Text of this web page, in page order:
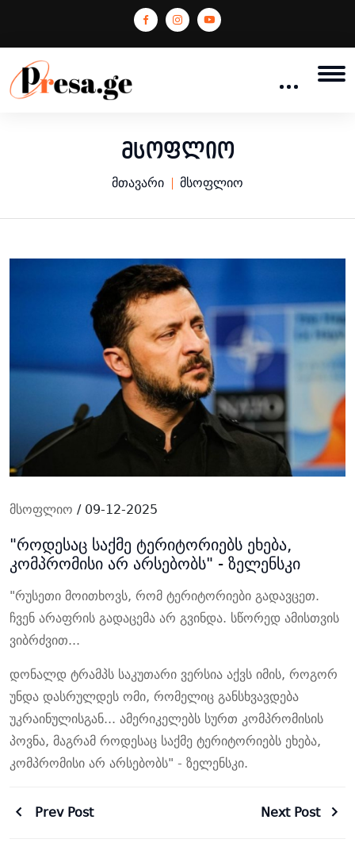
მსოფლიო
მთავარი მსოფლიო
მსოფლიო / 09-12-2025
"როდესაც საქმე ტერიტორიებს ეხება,
კომპრომისი არ არსებობს" - ზელენსკი
"რუსეთი მოითხოვს, რომ ტერიტორიები გადავცეთ.
ჩვენ არაფრის გადაცემა არ გვინდა. სწორედ ამისთვის
ვიბრძვით...
დონალდ ტრამპს საკუთარი ვერსია აქვს იმის, როგორ
უნდა დასრულდეს ომი, რომელიც განსხვავდება
უკრაინულისგან... ამერიკელებს სურთ კომპრომისის
პოვნა, მაგრამ როდესაც საქმე ტერიტორიებს ეხება,
კომპრომისი არ არსებობს" - ზელენსკი.
Prev Post Next Post